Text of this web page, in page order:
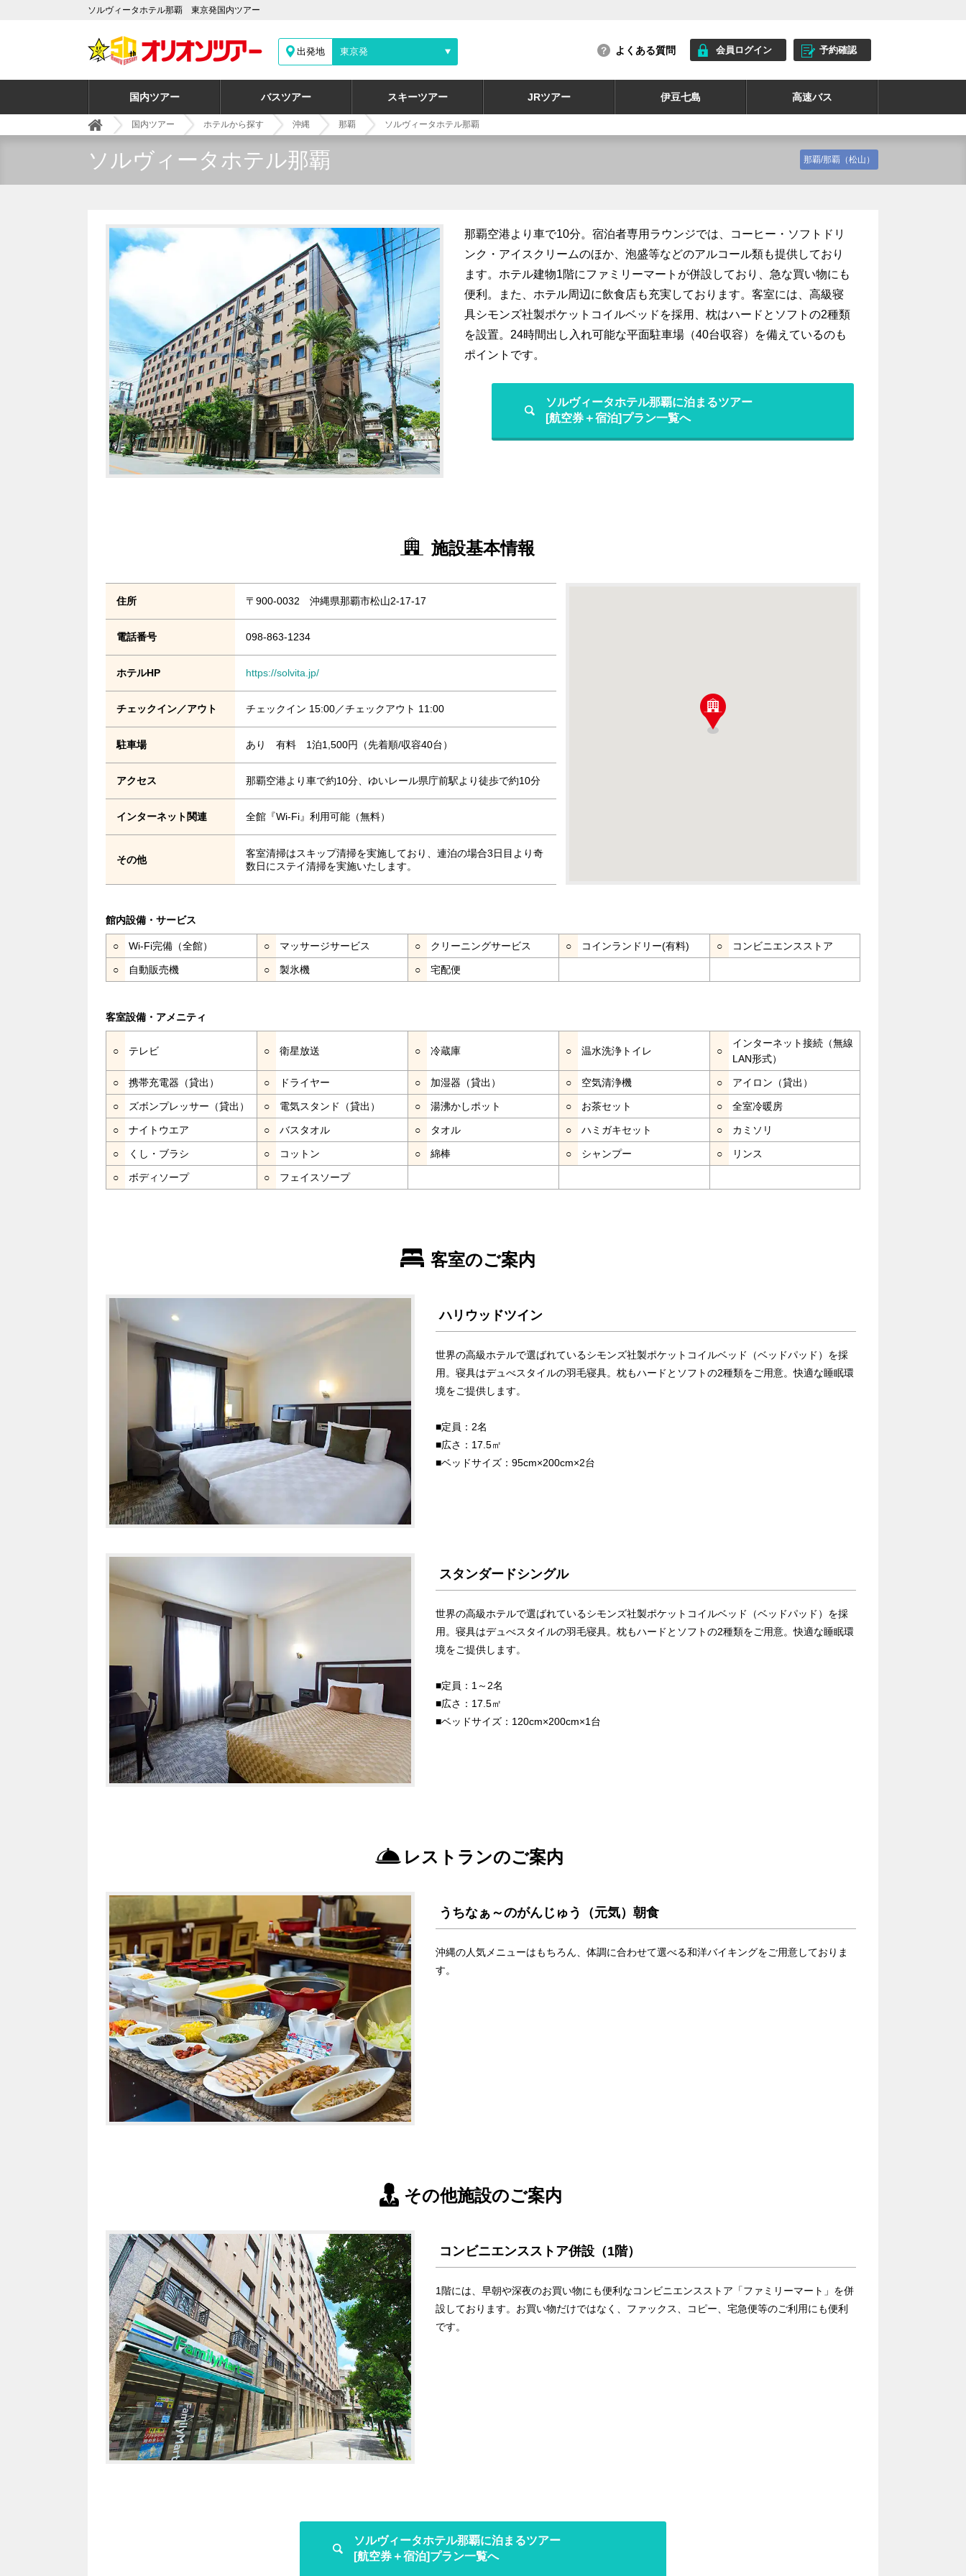
ソルヴィータホテル那覇 東京発国内ツアー
出発地 東京発 よくある質問 会員ログイン 予約確認
国内ツアー バスツアー スキーツアー JRツアー 伊豆七島 高速バス
国内ツアー ホテルから探す 沖縄 那覇 ソルヴィータホテル那覇
ソルヴィータホテル那覇 那覇/那覇（松山）
那覇空港より車で10分。宿泊者専用ラウンジでは、コーヒー・ソフトドリ
ンク・アイスクリームのほか、泡盛等などのアルコール類も提供しており
ます。ホテル建物1階にファミリーマートが併設しており、急な買い物にも
便利。また、ホテル周辺に飲食店も充実しております。客室には、高級寝
具シモンズ社製ポケットコイルベッドを採用、枕はハードとソフトの2種類
を設置。24時間出し入れ可能な平面駐車場（40台収容）を備えているのも
ポイントです。
ソルヴィータホテル那覇に泊まるツアー
[航空券＋宿泊]プラン一覧へ
施設基本情報
住所 〒900-0032 沖縄県那覇市松山2-17-17
電話番号 098-863-1234
ホテルHP https://solvita.jp/
チェックイン／アウト チェックイン 15:00／チェックアウト 11:00
駐車場 あり 有料 1泊1,500円（先着順/収容40台）
アクセス 那覇空港より車で約10分、ゆいレール県庁前駅より徒歩で約10分
インターネット関連 全館『Wi-Fi』利用可能（無料）
その他
客室清掃はスキップ清掃を実施しており、連泊の場合3日目より奇
数日にステイ清掃を実施いたします。
館内設備・サービス
○ Wi-Fi完備（全館） ○ マッサージサービス ○ クリーニングサービス ○ コインランドリー(有料) ○ コンビニエンスストア
○ 自動販売機 ○ 製氷機 ○ 宅配便
客室設備・アメニティ
○ テレビ ○ 衛星放送 ○ 冷蔵庫 ○ 温水洗浄トイレ ○
インターネット接続（無線
LAN形式）
○ 携帯充電器（貸出） ○ ドライヤー ○ 加湿器（貸出） ○ 空気清浄機 ○ アイロン（貸出）
○ ズボンプレッサー（貸出） ○ 電気スタンド（貸出） ○ 湯沸かしポット ○ お茶セット ○ 全室冷暖房
○ ナイトウエア ○ バスタオル ○ タオル ○ ハミガキセット ○ カミソリ
○ くし・ブラシ ○ コットン ○ 綿棒 ○ シャンプー ○ リンス
○ ボディソープ ○ フェイスソープ
客室のご案内
ハリウッドツイン
世界の高級ホテルで選ばれているシモンズ社製ポケットコイルベッド（ベッドパッド）を採
用。寝具はデュべスタイルの羽毛寝具。枕もハードとソフトの2種類をご用意。快適な睡眠環
境をご提供します。
■定員：2名
■広さ：17.5㎡
■ベッドサイズ：95cm×200cm×2台
スタンダードシングル
世界の高級ホテルで選ばれているシモンズ社製ポケットコイルベッド（ベッドパッド）を採
用。寝具はデュべスタイルの羽毛寝具。枕もハードとソフトの2種類をご用意。快適な睡眠環
境をご提供します。
■定員：1～2名
■広さ：17.5㎡
■ベッドサイズ：120cm×200cm×1台
レストランのご案内
うちなぁ～のがんじゅう（元気）朝食
沖縄の人気メニューはもちろん、体調に合わせて選べる和洋バイキングをご用意しておりま
す。
その他施設のご案内
コンビニエンスストア併設（1階）
1階には、早朝や深夜のお買い物にも便利なコンビニエンスストア「ファミリーマート」を併
設しております。お買い物だけではなく、ファックス、コピー、宅急便等のご利用にも便利
です。
ソルヴィータホテル那覇に泊まるツアー
[航空券＋宿泊]プラン一覧へ